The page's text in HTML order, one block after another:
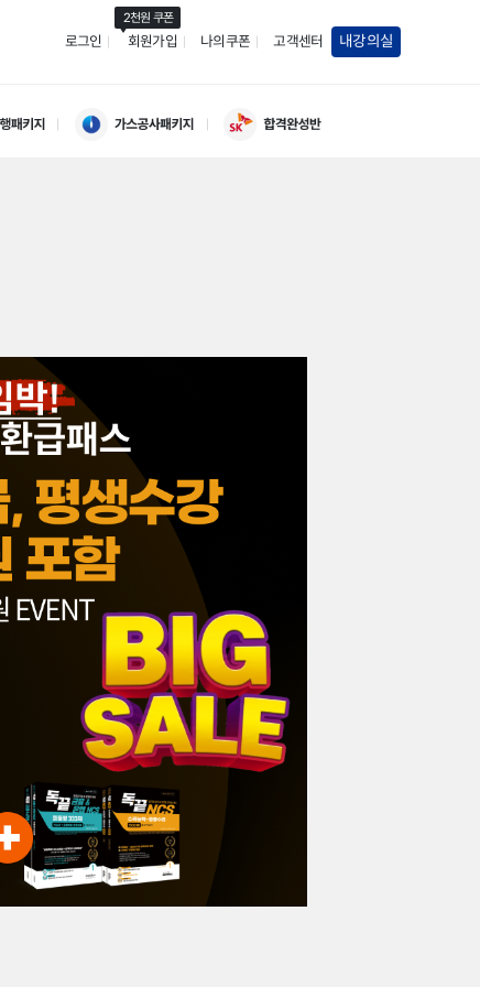
로그인 회원가입
2천원 쿠폰
나의쿠폰 고객센터 내강의실